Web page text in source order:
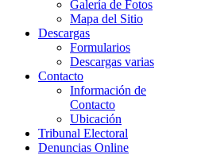
Galería de Fotos
Mapa del Sitio
Descargas
Formularios
Descargas varias
Contacto
Información de
Contacto
Ubicación
Tribunal Electoral
Denuncias Online